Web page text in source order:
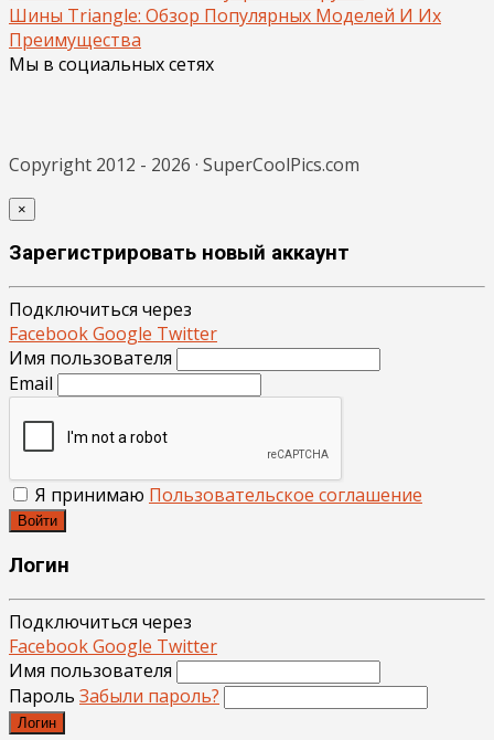
Шины Triangle: Обзор Популярных Моделей И Их
Преимущества
Мы в социальных сетях
Copyright 2012 - 2026 · SuperCoolPics.com
×
Зарегистрировать новый аккаунт
Подключиться через
FacebookGoogle Twitter
Имя пользователя
Email
Я принимаю Пользовательское соглашение
Войти
Логин
Подключиться через
FacebookGoogle Twitter
Имя пользователя
Пароль Забыли пароль?
Логин